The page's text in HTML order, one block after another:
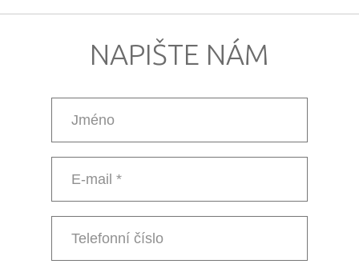
NAPIŠTE NÁM